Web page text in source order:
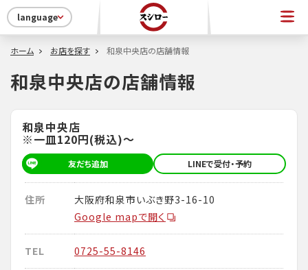
language
ホーム お店を探す 和泉中央店の店舗情報
和泉中央店の店舗情報
和泉中央店
※一皿120円(税込)～
友だち追加 LINEで受付・予約
住所
大阪府和泉市いぶき野3-16-10
Google mapで開く
TEL 0725-55-8146